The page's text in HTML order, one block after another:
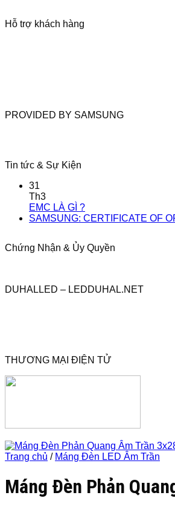
Hỗ trợ khách hàng
PROVIDED BY SAMSUNG
Tin tức & Sự Kiện
31
Th3
EMC LÀ GÌ ?
SAMSUNG: CERTIFICATE OF
Chứng Nhận & Ủy Quyền
DUHALLED – LEDDUHAL.NET
THƯƠNG MẠI ĐIỆN TỬ
Trang chủ / Máng Đèn LED Âm Trần
Máng Đèn Phản